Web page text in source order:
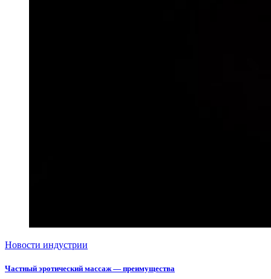
Новости индустрии
Частный эротический массаж — преимущества